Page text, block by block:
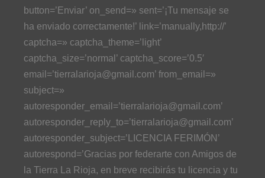
button=’Enviar’ on_send=» sent=’¡Tu mensaje se
ha enviado correctamente!’ link=’manually,http://’
captcha=» captcha_theme=’light’
captcha_size=’normal’ captcha_score=’0.5′
email=’tierralarioja@gmail.com’ from_email=»
subject=»
autoresponder_email=’tierralarioja@gmail.com’
autoresponder_reply_to=’tierralarioja@gmail.com’
autoresponder_subject=’LICENCIA FERIMÓN’
autorespond=’Gracias por federarte con Amigos de
la Tierra La Rioja, en breve recibirás tu licencia y tu